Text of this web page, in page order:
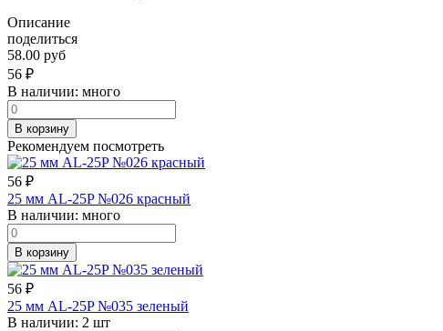
Описание
поделиться
58.00 руб
56 ₽
В наличии: много
В корзину
Рекомендуем посмотреть
56 ₽
25 мм AL-25P №026 красный
В наличии: много
В корзину
56 ₽
25 мм AL-25P №035 зеленый
В наличии: 2 шт